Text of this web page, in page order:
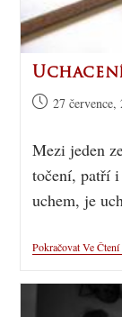
27 července,
Mezi jeden
točení, patří
uchem, je
Pokračovat Ve Čtení